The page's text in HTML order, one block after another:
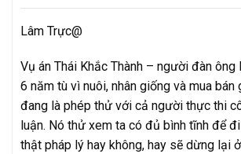
Lâm Trực@
Vụ án Thái Khắc Thành – người đàn ông
6 năm tù vì nuôi, nhân giống và mua bán
đang là phép thử với cả người thực thi
luận. Nó thử xem ta có đủ bình tĩnh để
thật pháp lý hay không, hay sẽ dừng lại